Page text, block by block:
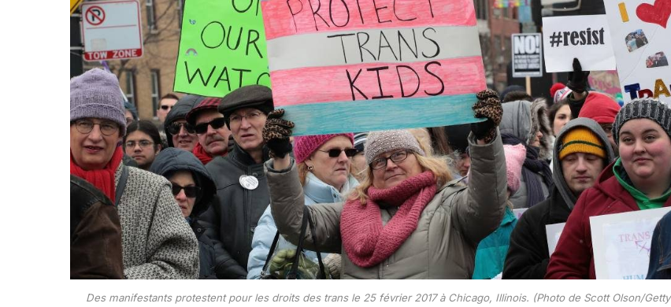
Des manifestants protestent pour les droits des trans le 25 février 2017 à Chicago, Illinois. (Photo de Scott Olson/Getty